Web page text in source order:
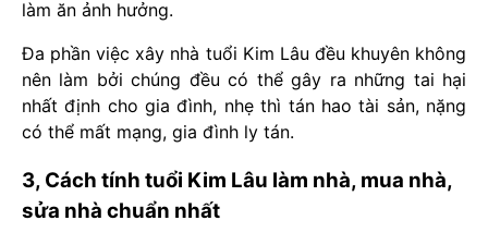
làm ăn ảnh hưởng.
Đa phần việc xây nhà tuổi Kim Lâu đều khuyên không
nên làm bởi chúng đều có thể gây ra những tai hại
nhất định cho gia đình, nhẹ thì tán hao tài sản, nặng
có thể mất mạng, gia đình ly tán.
3, Cách tính tuổi Kim Lâu làm nhà, mua nhà,
sửa nhà chuẩn nhất